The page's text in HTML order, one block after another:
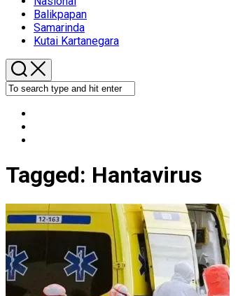
Balikpapan
Samarinda
Kutai Kartanegara
Tagged: Hantavirus